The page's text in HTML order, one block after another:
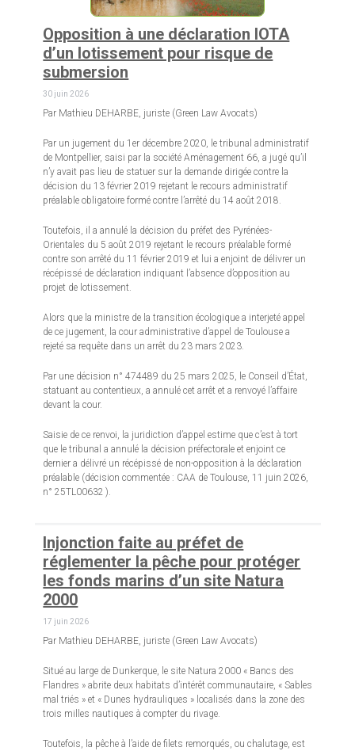
Opposition à une déclaration IOTA
d’un lotissement pour risque de
submersion
30 juin 2026
Par Mathieu DEHARBE, juriste (Green Law Avocats)
Par un jugement du 1er décembre 2020, le tribunal administratif
de Montpellier, saisi par la société Aménagement 66, a jugé qu’il
n’y avait pas lieu de statuer sur la demande dirigée contre la
décision du 13 février 2019 rejetant le recours administratif
préalable obligatoire formé contre l’arrêté du 14 août 2018.
Toutefois, il a annulé la décision du préfet des Pyrénées-
Orientales du 5 août 2019 rejetant le recours préalable formé
contre son arrêté du 11 février 2019 et lui a enjoint de délivrer un
récépissé de déclaration indiquant l’absence d’opposition au
projet de lotissement.
Alors que la ministre de la transition écologique a interjeté appel
de ce jugement, la cour administrative d’appel de Toulouse a
rejeté sa requête dans un arrêt du 23 mars 2023.
Par une décision n° 474489 du 25 mars 2025, le Conseil d’État,
statuant au contentieux, a annulé cet arrêt et a renvoyé l’affaire
devant la cour.
Saisie de ce renvoi, la juridiction d’appel estime que c’est à tort
que le tribunal a annulé la décision préfectorale et enjoint ce
dernier a délivré un récépissé de non-opposition à la déclaration
préalable (décision commentée : CAA de Toulouse, 11 juin 2026,
n° 25TL00632 ).
Injonction faite au préfet de
réglementer la pêche pour protéger
les fonds marins d’un site Natura
2000
17 juin 2026
Par Mathieu DEHARBE, juriste (Green Law Avocats)
Situé au large de Dunkerque, le site Natura 2000 « Bancs des
Flandres » abrite deux habitats d’intérêt communautaire, « Sables
mal triés » et « Dunes hydrauliques » localisés dans la zone des
trois milles nautiques à compter du rivage.
Toutefois, la pêche à l’aide de filets remorqués, ou chalutage, est